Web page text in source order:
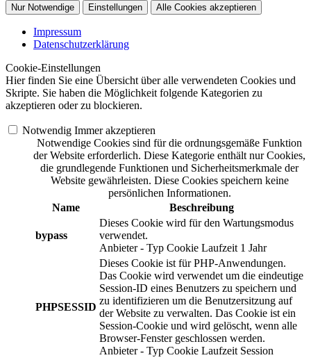
Nur Notwendige Einstellungen Alle Cookies akzeptieren
Impressum
Datenschutzerklärung
Cookie-Einstellungen
Hier finden Sie eine Übersicht über alle verwendeten Cookies und
Skripte. Sie haben die Möglichkeit folgende Kategorien zu
akzeptieren oder zu blockieren.
Notwendig Immer akzeptieren
Notwendige Cookies sind für die ordnungsgemäße Funktion
der Website erforderlich. Diese Kategorie enthält nur Cookies,
die grundlegende Funktionen und Sicherheitsmerkmale der
Website gewährleisten. Diese Cookies speichern keine
persönlichen Informationen.
Name
Beschreibung
bypass
Dieses Cookie wird für den Wartungsmodus
verwendet.
Anbieter - Typ Cookie Laufzeit 1 Jahr
PHPSESSID
Dieses Cookie ist für PHP-Anwendungen.
Das Cookie wird verwendet um die eindeutige
Session-ID eines Benutzers zu speichern und
zu identifizieren um die Benutzersitzung auf
der Website zu verwalten. Das Cookie ist ein
Session-Cookie und wird gelöscht, wenn alle
Browser-Fenster geschlossen werden.
Anbieter - Typ Cookie Laufzeit Session